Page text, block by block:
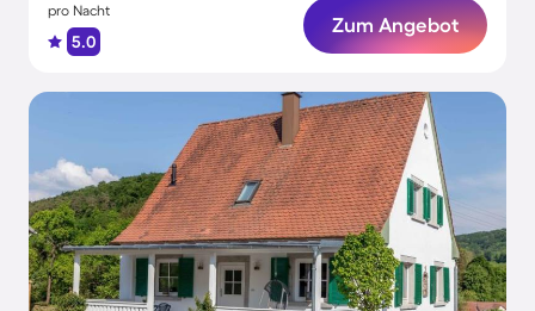
pro Nacht
5.0
Zum Angebot